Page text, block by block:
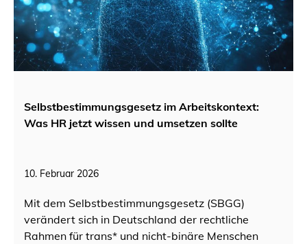
Selbstbestimmungsgesetz im Arbeitskontext:
Was HR jetzt wissen und umsetzen sollte
10. Februar 2026
Mit dem Selbstbestimmungsgesetz (SBGG)
verändert sich in Deutschland der rechtliche
Rahmen für trans* und nicht-binäre Menschen